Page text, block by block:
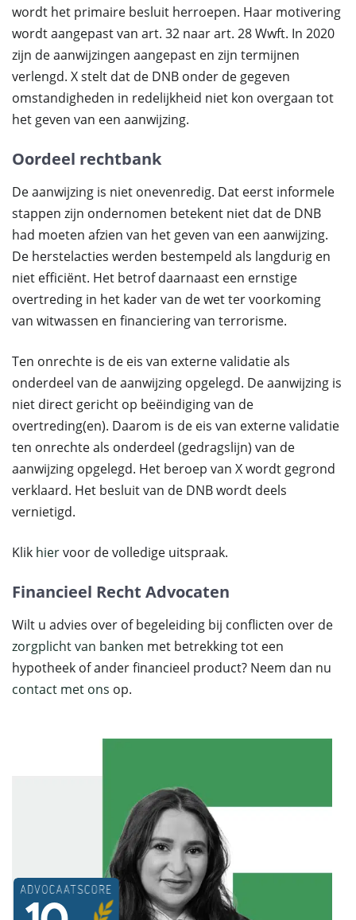
wordt het primaire besluit herroepen. Haar motivering
wordt aangepast van art. 32 naar art. 28 Wwft. In 2020
zijn de aanwijzingen aangepast en zijn termijnen
verlengd. X stelt dat de DNB onder de gegeven
omstandigheden in redelijkheid niet kon overgaan tot
het geven van een aanwijzing.
Oordeel rechtbank
De aanwijzing is niet onevenredig. Dat eerst informele
stappen zijn ondernomen betekent niet dat de DNB
had moeten afzien van het geven van een aanwijzing.
De herstelacties werden bestempeld als langdurig en
niet efficiënt. Het betrof daarnaast een ernstige
overtreding in het kader van de wet ter voorkoming
van witwassen en financiering van terrorisme.
Ten onrechte is de eis van externe validatie als
onderdeel van de aanwijzing opgelegd. De aanwijzing is
niet direct gericht op beëindiging van de
overtreding(en). Daarom is de eis van externe validatie
ten onrechte als onderdeel (gedragslijn) van de
aanwijzing opgelegd. Het beroep van X wordt gegrond
verklaard. Het besluit van de DNB wordt deels
vernietigd.
Klik hiervoor de volledige uitspraak.
Financieel Recht Advocaten
Wilt u advies over of begeleiding bij conflicten over de
zorgplicht van banken met betrekking tot een
hypotheek of ander financieel product? Neem dan nu
contact met ons op.